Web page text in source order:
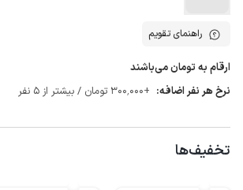
راهنمای تقویم
ارقام به تومان می‌باشند
نرخ هر نفر اضافه: +300٬000 تومان / بیشتر از 5 نفر
تخفیف‌ها